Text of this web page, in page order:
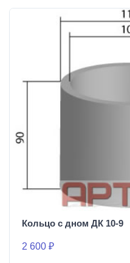
Кольцо с дном ДК 10-9
2 600 ₽